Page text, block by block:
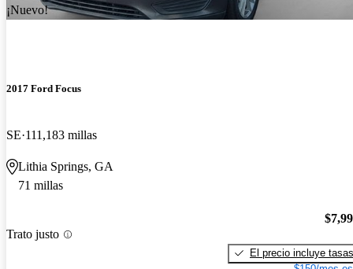
¡Nuevo!
2017 Ford Focus
SE 111,183 millas
Lithia Springs, GA
71 millas
Trato justo
El precio incluye tasas